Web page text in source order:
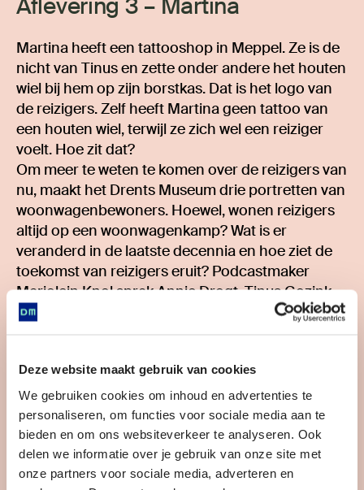
Deze website maakt gebruik van cookies
We gebruiken cookies om inhoud en advertenties te
personaliseren, om functies voor sociale media aan te
bieden en om ons websiteverkeer te analyseren. Ook
delen we informatie over je gebruik van onze site met
onze partners voor sociale media, adverteren en
Martina heeft een tattooshop in Meppel. Ze is de
nicht van Tinus en zette onder andere het houten
wiel bij hem op zijn borstkas. Dat is het logo van
de reizigers. Zelf heeft Martina geen tattoo van
een houten wiel, terwijl ze zich wel een reiziger
voelt. Hoe zit dat?
Om meer te weten te komen over de reizigers van
nu, maakt het Drents Museum drie portretten van
woonwagenbewoners. Hoewel, wonen reizigers
altijd op een woonwagenkamp? Wat is er
veranderd in de laatste decennia en hoe ziet de
toekomst van reizigers eruit? Podcastmaker
Marjolein Knol sprak Annie Drogt, Tinus Gozink
en Martina Koster. Nu te horen op
Transistor FM,